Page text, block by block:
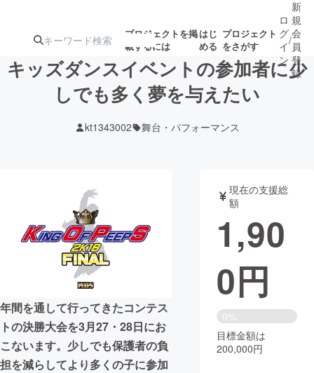
プロジェクトを掲
載するには
はじ
める
プロジェクト
をさがす
ターン
注目の新着プロ
ジェクト
ロジェクト
アート・写真 音楽
テクノロジー・ガジェット ゲーム・サ
映像・映画 書籍・雑誌
ビジネス・起業 チャレンジ
まちづくり・地域活性化
ロ
グ
イ
ン
/
新
規
会
員
登
録
キッズダンスイベントの参加者に少
しでも多く夢を与えたい
kt1343002 舞台・パフォーマンス
年間を通して行ってきたコンテス
トの決勝大会を3月27・28日にお
こないます。少しでも保護者の負
担を減らしてより多くの子に参加
現在の支援総
額
1,90
0円
0%
目標金額は
200,000円